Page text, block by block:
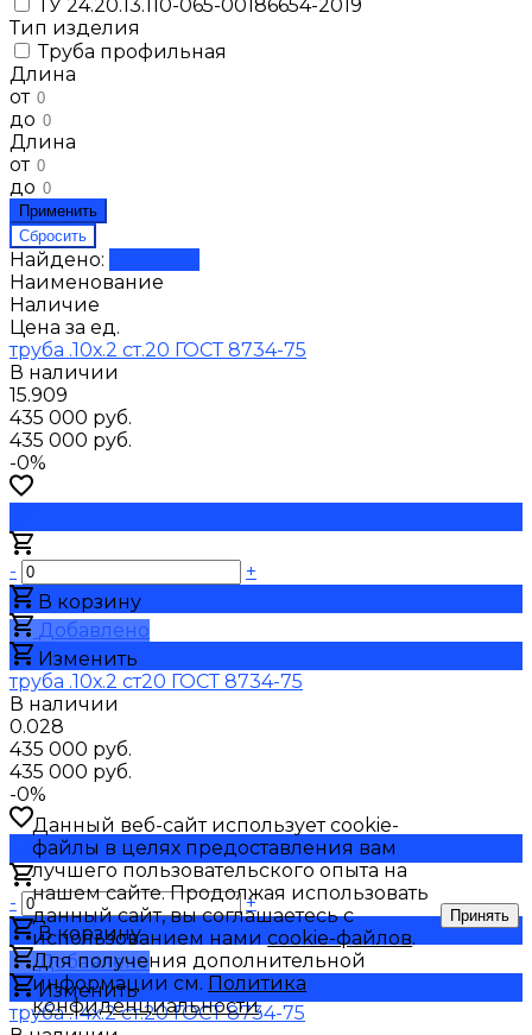
ТУ 24.20.13.110-065-00186654-2019
Тип изделия
Труба профильная
Длина
от
до
Длина
от
до
Найдено:
Наименование
Наличие
Цена за ед.
труба .10х.2 ст.20 ГОСТ 8734-75
В наличии
15.909
435 000 руб.
435 000 руб.
-0%
-
+
В корзину
Добавлено
Изменить
труба .10х.2 ст20 ГОСТ 8734-75
В наличии
0.028
435 000 руб.
435 000 руб.
-0%
-
+
В корзину
Добавлено
Изменить
труба .14х.2 ст.20 ГОСТ 8734-75
Данный веб-сайт использует cookie-
файлы в целях предоставления вам
лучшего пользовательского опыта на
нашем сайте. Продолжая использовать
данный сайт, вы соглашаетесь с
использованием намиcookie-файлов.
Для получения дополнительной
информации см. Политика
конфиденциальности.
Принять